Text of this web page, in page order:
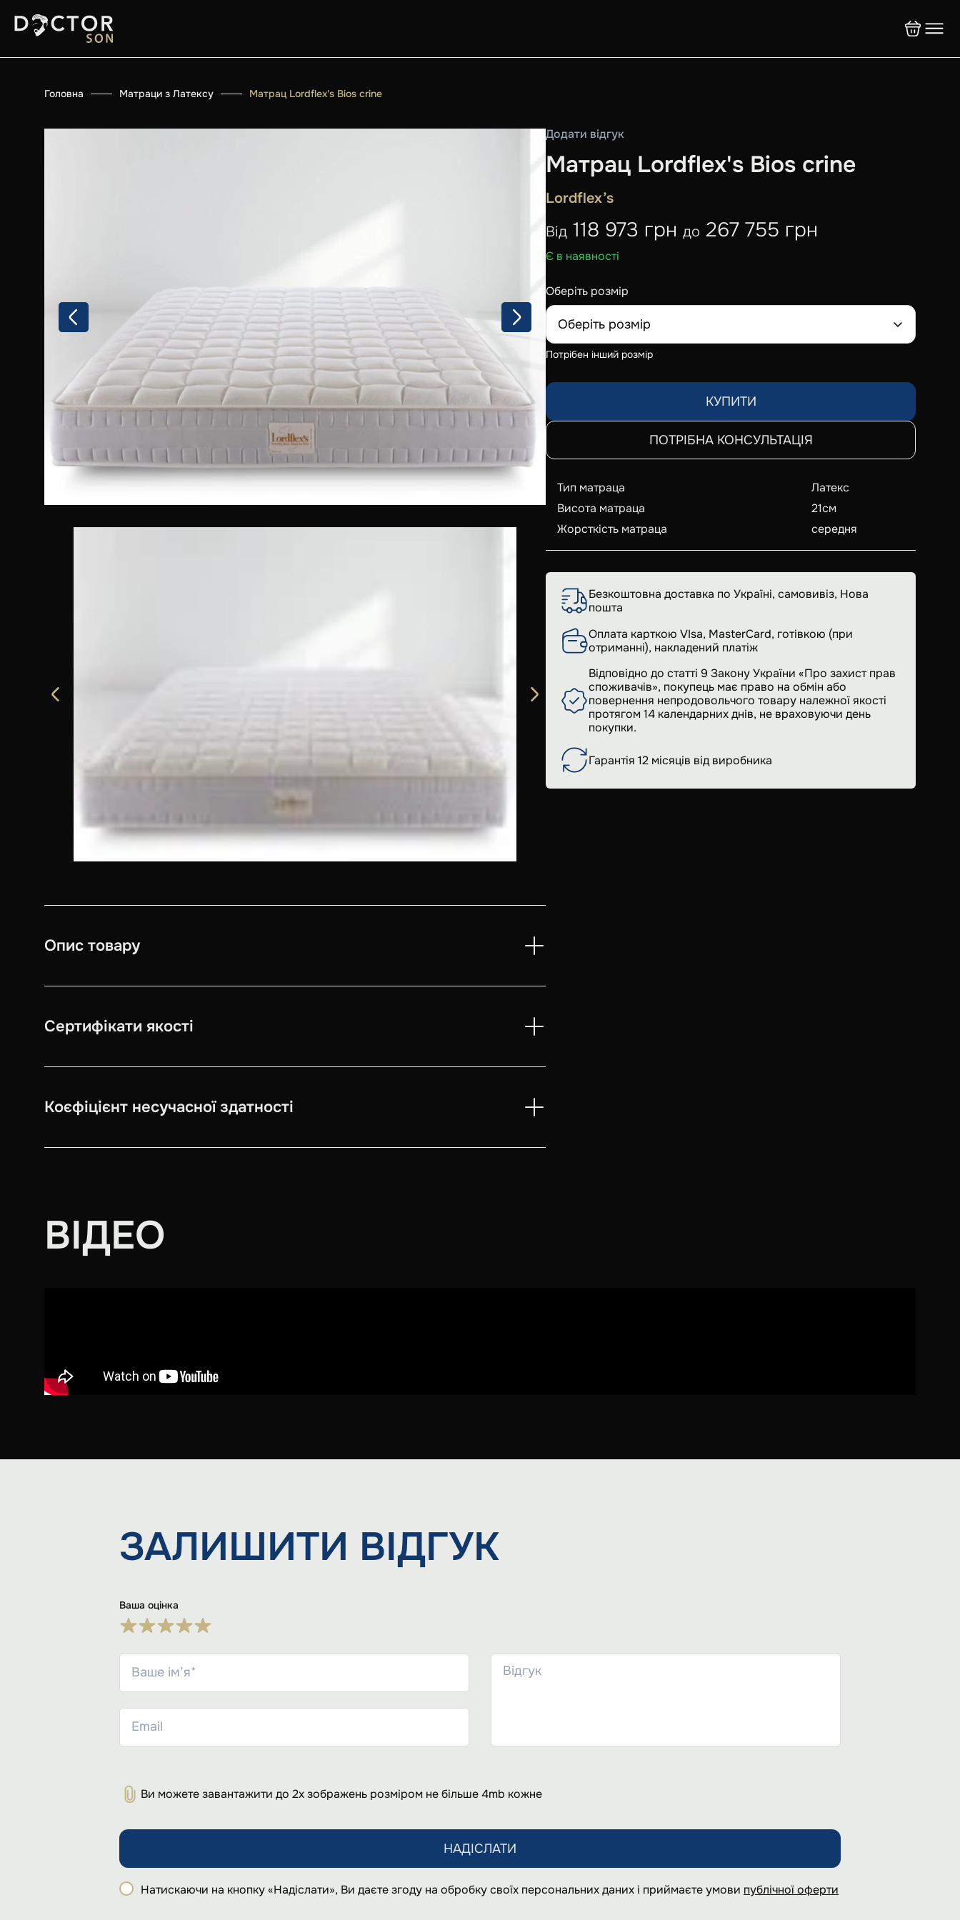
Головна Матраци з Латексу Матрац Lordflex's Bios crine
Опис товару
Сертифікати якості
Коєфіцієнт несучасної здатності
Додати відгук
Матрац Lordflex's Bios crine
Lordflex’s
Від 118 973 грн до 267 755 грн
Є в наявності
Оберіть розмір
Оберіть розмір
Потрібен інший розмір
КУПИТИ
ПОТРІБНА КОНСУЛЬТАЦІЯ
Тип матраца
Латекс
Висота матраца
21см
Жорсткість матраца
середня
Безкоштовна доставка по Україні, самовивіз, Нова
пошта
Оплата карткою VIsa, MasterCard, готівкою (при
отриманні), накладений платіж
Відповідно до статті 9 Закону України «Про захист прав
споживачів», покупець має право на обмін або
повернення непродовольчого товару належної якості
протягом 14 календарних днів, не враховуючи день
покупки.
Гарантія 12 місяців від виробника
ВІДЕО
ЗАЛИШИТИ ВІДГУК
Ваша оцінка
Ви можете завантажити до 2х зображень розміром не більше 4mb кожне
НАДІСЛАТИ
Натискаючи на кнопку «Надіслати», Ви даєте згоду на обробку своїх персональних даних і приймаєте умови публічної оферти